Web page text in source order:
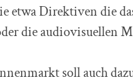
etwa Direktiven die
die audiovisuellen
soll auch